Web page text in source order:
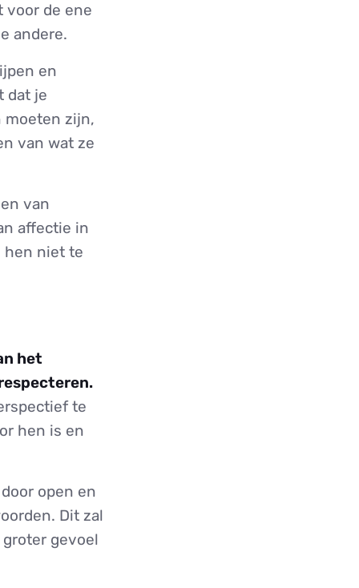
voor de ene
andere.
en
dat je
moeten zijn,
van wat ze
van
affectie in
hen niet te
het
te
hen is en
open en
Dit zal
gevoel